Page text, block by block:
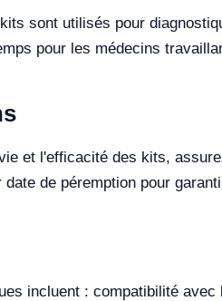
sont utilisés pour
pour les médecins
et l'efficacité des kits,
de péremption pour
incluent : compatibilité